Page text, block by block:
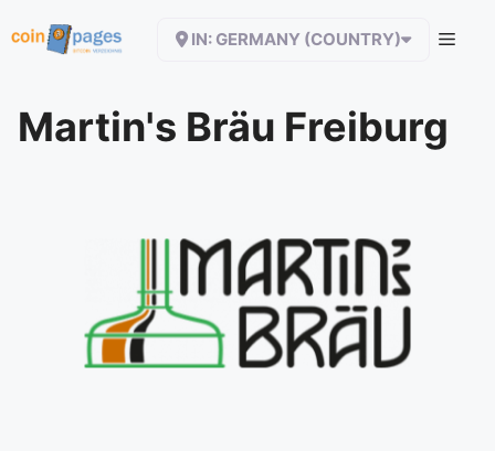
Inhalt
IN: GERMANY (COUNTRY)
Martin's Bräu Freiburg